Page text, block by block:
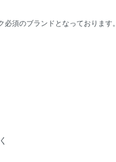
必須のブランドとなっております。